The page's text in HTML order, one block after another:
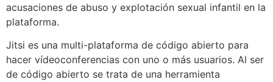
acusaciones de abuso y explotación sexual infantil en la
plataforma.
Jitsi es una multi-plataforma de código abierto para
hacer vídeoconferencias con uno o más usuarios. Al ser
de código abierto se trata de una herramienta